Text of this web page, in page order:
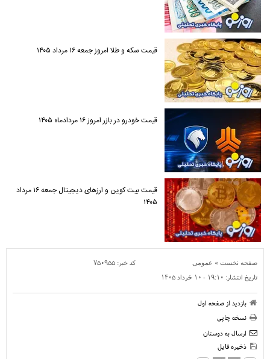
قیمت سکه و طلا امروز جمعه ۱۶ مرداد ۱۴۰۵
قیمت خودرو در بازر امروز ۱۶ مردادماه ۱۴۰۵
قیمت بیت کوین و ارز‌های دیجیتال جمعه ۱۶ مرداد
۱۴۰۵
صفحه نخست » عمومی کد خبر: ۷۵۰۹۵۵
تاریخ انتشار: ۱۹:۱۰ - ۱۰ خرداد ۱۴۰۵
بازدید از صفحه اول
نسخه چاپی
ارسال به دوستان
ذخیره فایل